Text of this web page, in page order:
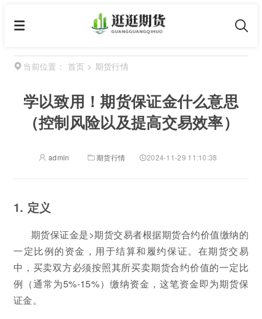
当前位置： 首页 > 期货行情
学以致用！期货保证金什么意思
（控制风险以及提高交易效率）
admin 期货行情 2024-11-29 11:10:38
1. 定义
期货保证金是>期货交易者根据期货合约价值缴纳的
一定比例的资金，用于结算和履约保证。在期货交易
中，买卖双方必须按照其所买卖期货合约价值的一定比
例（通常为5%-15%）缴纳资金，这笔资金即为期货保
证金。